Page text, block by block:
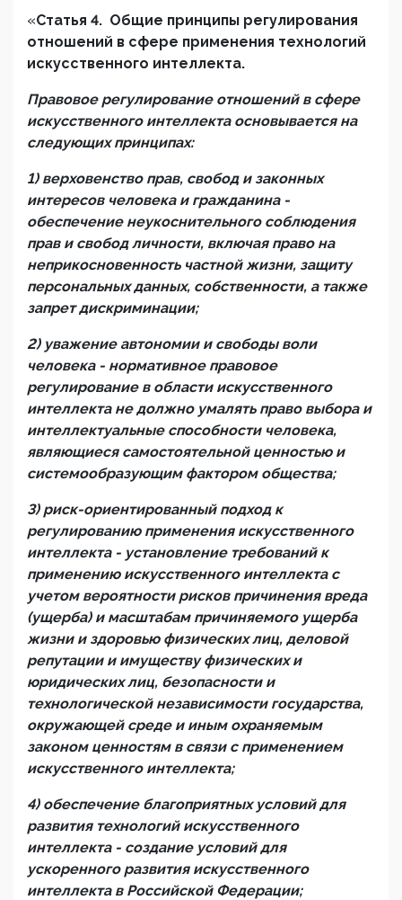
«Статья 4. Общие принципы регулирования
отношений в сфере применения технологий
искусственного интеллекта.
Правовое регулирование отношений в сфере
искусственного интеллекта основывается на
следующих принципах:
1) верховенство прав, свобод и законных
интересов человека и гражданина -
обеспечение неукоснительного соблюдения
прав и свобод личности, включая право на
неприкосновенность частной жизни, защиту
персональных данных, собственности, а также
запрет дискриминации;
2) уважение автономии и свободы воли
человека - нормативное правовое
регулирование в области искусственного
интеллекта не должно умалять право выбора и
интеллектуальные способности человека,
являющиеся самостоятельной ценностью и
системообразующим фактором общества;
3) риск-ориентированный подход к
регулированию применения искусственного
интеллекта - установление требований к
применению искусственного интеллекта с
учетом вероятности рисков причинения вреда
(ущерба) и масштабам причиняемого ущерба
жизни и здоровью физических лиц, деловой
репутации и имуществу физических и
юридических лиц, безопасности и
технологической независимости государства,
окружающей среде и иным охраняемым
законом ценностям в связи с применением
искусственного интеллекта;
4) обеспечение благоприятных условий для
развития технологийискусственного
интеллекта - создание условий для
ускоренного развития искусственного
интеллекта в Российской Федерации;